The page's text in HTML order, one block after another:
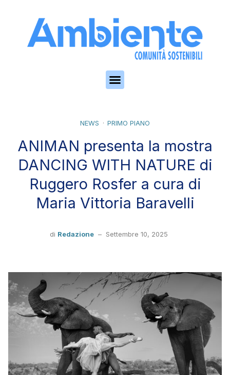
NEWS PRIMO PIANO
ANIMAN presenta la mostra
DANCING WITH NATURE di
Ruggero Rosfer a cura di
Maria Vittoria Baravelli
di Redazione – Settembre 10, 2025